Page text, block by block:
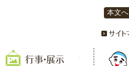
本文へ
行事・展示